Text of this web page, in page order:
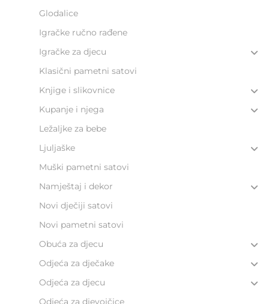
Glodalice
Igračke ručno rađene
Igračke za djecu
Klasični pametni satovi
Knjige i slikovnice
Kupanje i njega
Ležaljke za bebe
Ljuljaške
Muški pametni satovi
Namještaj i dekor
Novi dječiji satovi
Novi pametni satovi
Obuća za djecu
Odjeća za dječake
Odjeća za djecu
Odjeća za djevojčice